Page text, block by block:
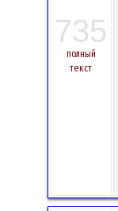
735
полный
текст